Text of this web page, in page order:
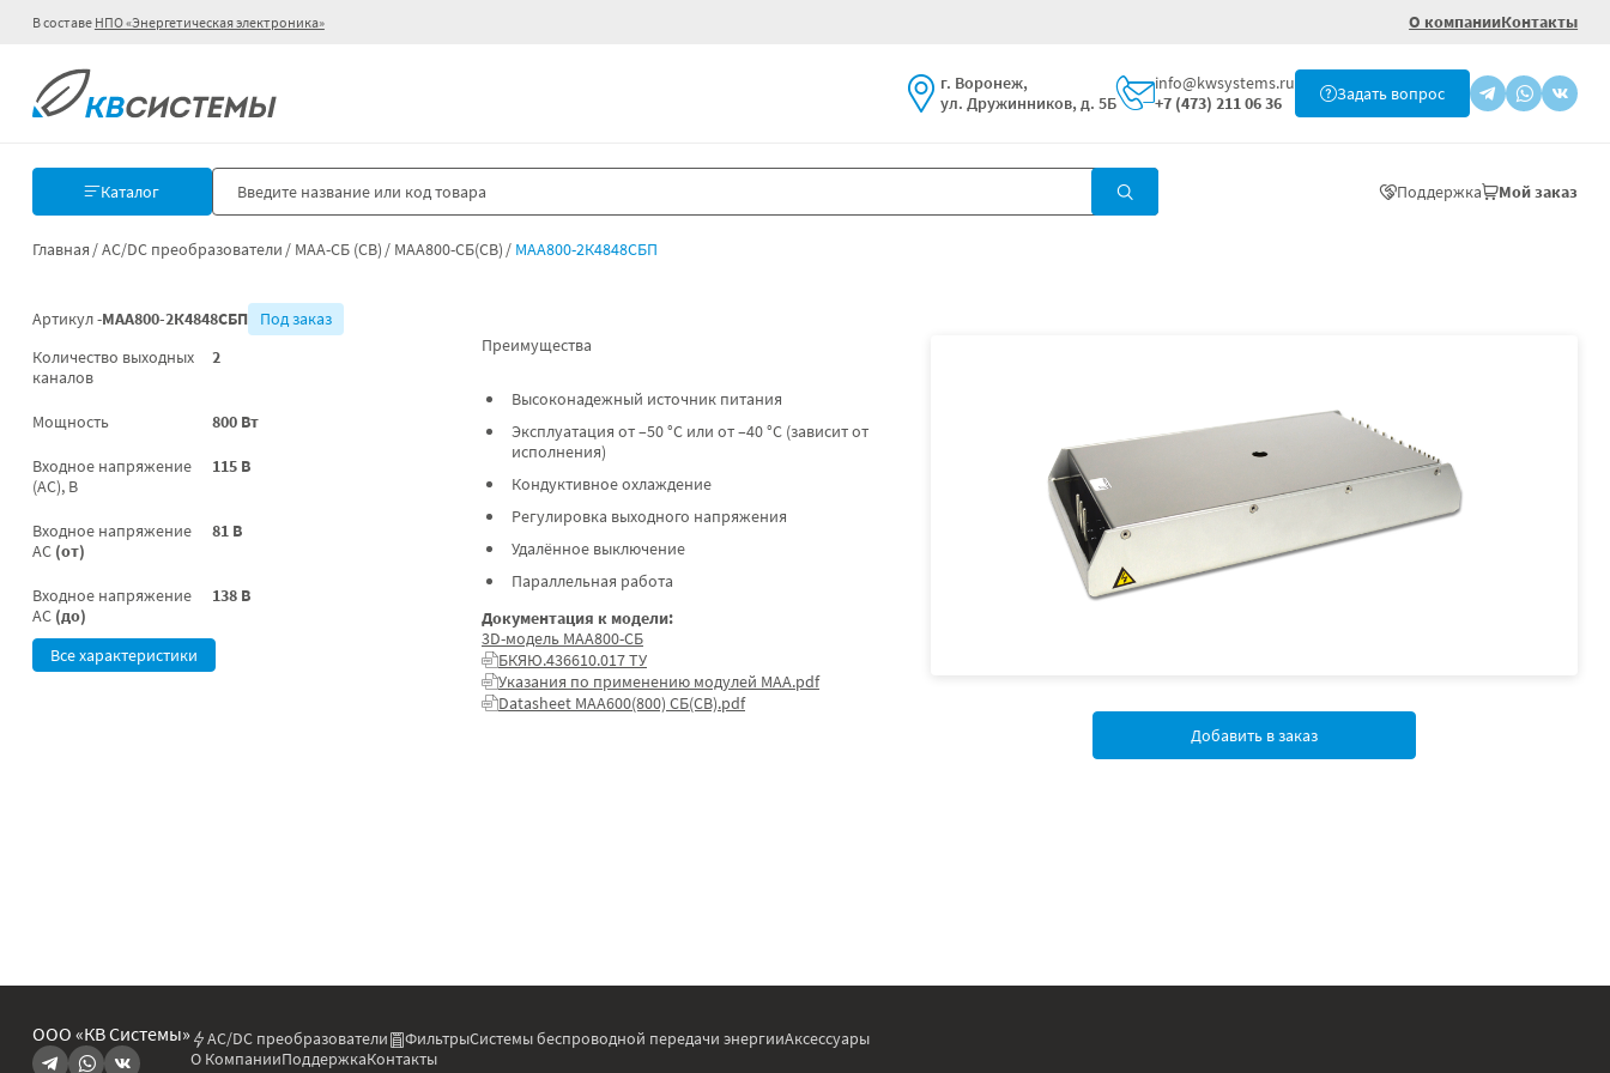
В составе НПО «Энергетическая электроника» О компанииКонтакты
г. Воронеж,
ул. Дружинников, д. 5Б
info@kwsystems.ru
+7 (473) 211 06 36
Задать вопрос
Каталог Поддержка Мой заказ
Главная AC/DC преобразователи МАА-СБ (СВ) МАА800-СБ(СВ) МАА800-2К4848СБП
Артикул -МАА800-2К4848СБП
Под заказ
Количество выходных
каналов
2
Мощность 800 Вт
Входное напряжение
(AC), В
115 В
Входное напряжение
AC (от)
81 В
Входное напряжение
AC (до)
138 В
Все характеристики
Преимущества
Высоконадежный источник питания
Эксплуатация от –50 °C или от –40 °C (зависит от
исполнения)
Кондуктивное охлаждение
Регулировка выходного напряжения
Удалённое выключение
Параллельная работа
Документация к модели:
3D-модель МАА800-СБ
БКЯЮ.436610.017 ТУ
Указания по применению модулей МАА.pdf
Datasheet МАА600(800) СБ(СВ).pdf
Добавить в заказ
ООО «КВ Системы» AC/DC преобразователи ФильтрыСистемы беспроводной передачи энергииАксессуары
О КомпанииПоддержкаКонтакты